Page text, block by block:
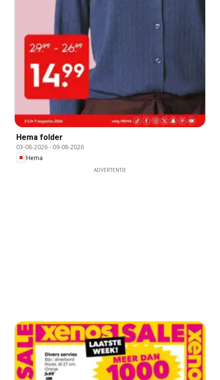
Hema folder
03-08-2026- 09-08-2026
Hema
ADVERTENTIE